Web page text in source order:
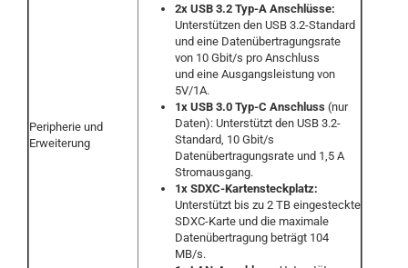
Peripherie und
Erweiterung
2x USB 3.2 Typ-A Anschlüsse:
Unterstützen den USB 3.2-Standard
und eine Datenübertragungsrate
von 10 Gbit/s pro Anschluss
und eine Ausgangsleistung von
5V/1A.
1x USB 3.0 Typ-C Anschluss (nur
Daten): Unterstützt den USB 3.2-
Standard, 10 Gbit/s
Datenübertragungsrate und 1,5 A
Stromausgang.
1x SDXC-Kartensteckplatz:
Unterstützt bis zu 2 TB eingesteckte
SDXC-Karte und die maximale
Datenübertragung beträgt 104
MB/s.